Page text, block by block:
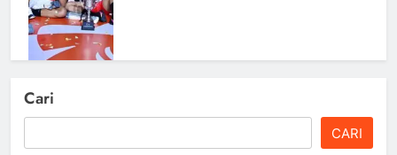
Baru Indonesia Usai Kalahkan
Unggulan
Cari
CARI